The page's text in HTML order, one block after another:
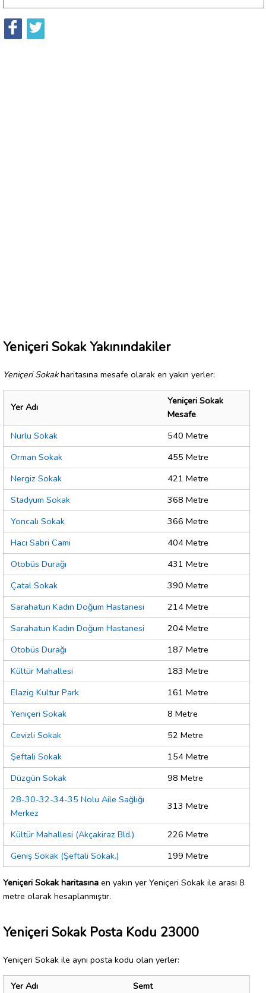
Yeniçeri Sokak Yakınındakiler
Yeniçeri Sokakharitasına mesafe olarak en yakın yerler:
Yer Adı
Yeniçeri Sokak
Mesafe
Nurlu Sokak
540 Metre
Orman Sokak
455 Metre
Nergiz Sokak
421 Metre
Stadyum Sokak
368 Metre
Yoncalı Sokak
366 Metre
Hacı Sabri Cami
404 Metre
Otobüs Durağı
431 Metre
Çatal Sokak
390 Metre
Sarahatun Kadın Doğum Hastanesi
214 Metre
Sarahatun Kadın Doğum Hastanesi
204 Metre
Otobüs Durağı
187 Metre
Kültür Mahallesi
183 Metre
Elazig Kultur Park
161 Metre
Yeniçeri Sokak
8 Metre
Cevizli Sokak
52 Metre
Şeftali Sokak
154 Metre
Düzgün Sokak
98 Metre
28-30-32-34-35 Nolu Aile Sağlığı
Merkez
313 Metre
Kültür Mahallesi (Akçakiraz Bld.)
226 Metre
Geniş Sokak (Şeftali Sokak.)
199 Metre
Yeniçeri Sokak haritasına en yakın yer Yeniçeri Sokak ile arası 8
metre olarak hesaplanmıştır.
Yeniçeri Sokak Posta Kodu 23000
Yeniçeri Sokak ile aynı posta kodu olan yerler:
Yer Adı
Semt